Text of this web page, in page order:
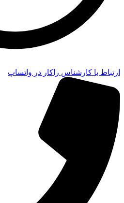
ارتباط با کارشناس راکار در واتساپ